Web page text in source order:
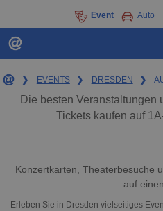
Event Auto
❯ EVENTS ❯ DRESDEN ❯
Die besten Veranstaltungen
Tickets kaufen auf
Konzertkarten, Theaterbesuche
auf
Erleben Sie in Dresden vielseitiges